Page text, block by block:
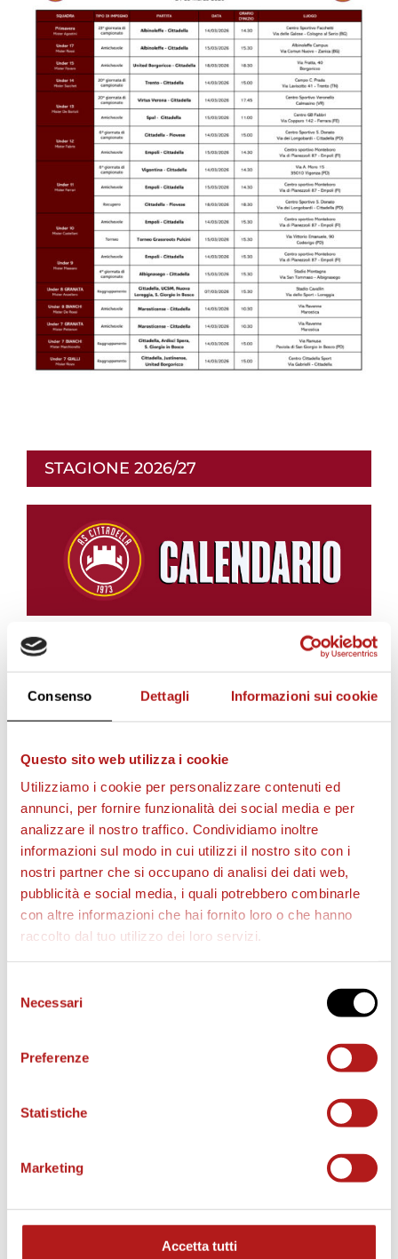
Consenso Dettagli Informazioni sui cookie
Questo sito web utilizza i cookie
Utilizziamo i cookie per personalizzare contenuti ed
annunci, per fornire funzionalità dei social media e per
analizzare il nostro traffico. Condividiamo inoltre
informazioni sul modo in cui utilizzi il nostro sito con i
nostri partner che si occupano di analisi dei dati web,
pubblicità e social media, i quali potrebbero combinarle
con altre informazioni che hai fornito loro o che hanno
raccolto dal tuo utilizzo dei loro servizi.
delNecessari
Preferenze
Statistiche
Marketing
Accetta tutti
STAGIONE 2026/27
BIGLIETTI